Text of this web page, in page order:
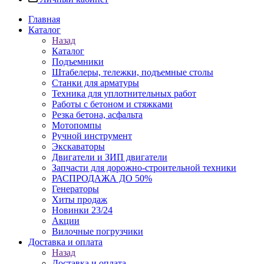
Главная
Каталог
Назад
Каталог
Подъемники
Штабелеры, тележки, подъемные столы
Станки для арматуры
Техника для уплотнительных работ
Работы с бетоном и стяжками
Резка бетона, асфальта
Мотопомпы
Ручной инструмент
Экскаваторы
Двигатели и ЗИП двигатели
Запчасти для дорожно-строительной техники
РАСПРОДАЖА ДО 50%
Генераторы
Хиты продаж
Новинки 23/24
Акции
Вилочные погрузчики
Доставка и оплата
Назад